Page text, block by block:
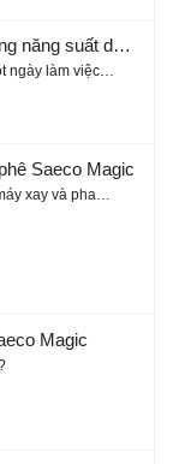
Máy pha cà phê văn phòng – Giải pháp tăng năng suất doanh nghiệp 2026
ngày làm việc…
Saeco Magic
xay và pha…
Magic